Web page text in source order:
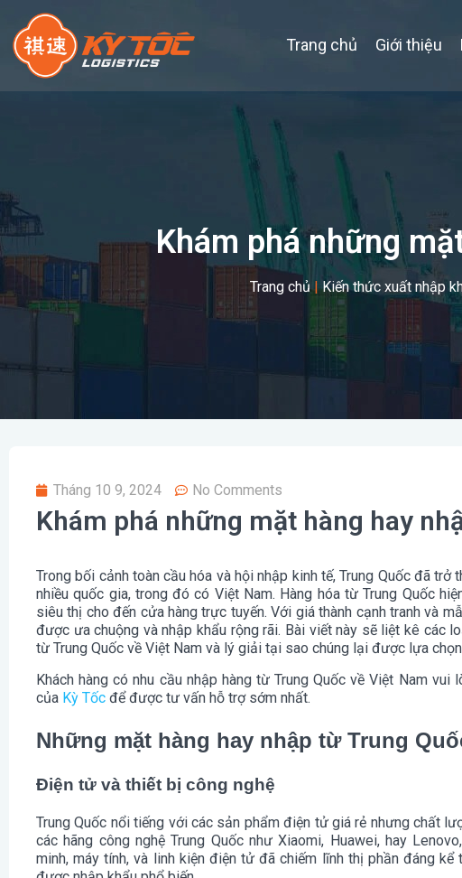
Trang chủ Giới thiệu
Khám phá những
Trang chủ|Kiến thức xuất nhập
Tháng 10 9, 2024 No Comments
Khám phá những mặt hàng hay
Trong bối cảnh toàn cầu hóa và hội nhập kinh tế, Trung Quốc đã
nhiều quốc gia, trong đó có Việt Nam. Hàng hóa từ Trung Quốc
siêu thị cho đến cửa hàng trực tuyến. Với giá thành cạnh tranh và
được ưa chuộng và nhập khẩu rộng rãi. Bài viết này sẽ liệt kê các
từ Trung Quốc về Việt Nam và lý giải tại sao chúng lại được lựa
Khách hàng có nhu cầu nhập hàng từ Trung Quốc về Việt Nam vui
của Kỳ Tốc để được tư vấn hỗ trợ sớm nhất.
Những mặt hàng hay nhập từ Trung
Điện tử và thiết bị công nghệ
Trung Quốc nổi tiếng với các sản phẩm điện tử giá rẻ nhưng chất
các hãng công nghệ Trung Quốc như Xiaomi, Huawei, hay
minh, máy tính, và linh kiện điện tử đã chiếm lĩnh thị phần đáng